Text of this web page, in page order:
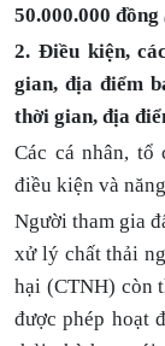
50.000.000 đồng
2. Điều kiện,
gian, địa điểm
thời gian, địa
Các cá nhân, tổ
điều kiện và
Người tham gia
xử lý chất thải
hại (CTNH) còn
được phép hoạt